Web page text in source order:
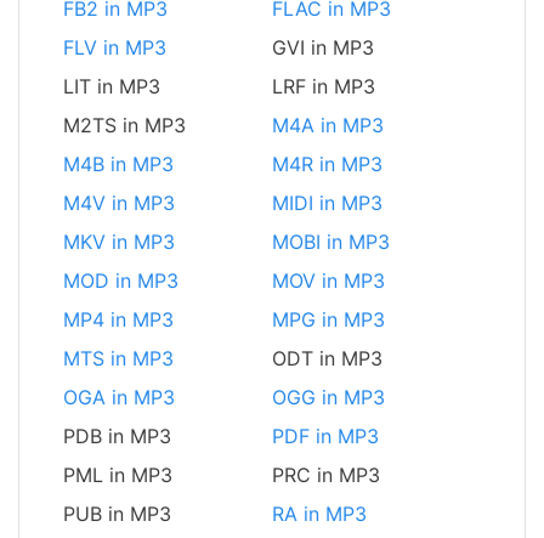
FB2 in MP3
FLAC in MP3
FLV in MP3
GVI in MP3
LIT in MP3
LRF in MP3
M2TS in MP3
M4A in MP3
M4B in MP3
M4R in MP3
M4V in MP3
MIDI in MP3
MKV in MP3
MOBI in MP3
MOD in MP3
MOV in MP3
MP4 in MP3
MPG in MP3
MTS in MP3
ODT in MP3
OGA in MP3
OGG in MP3
PDB in MP3
PDF in MP3
PML in MP3
PRC in MP3
PUB in MP3
RA in MP3